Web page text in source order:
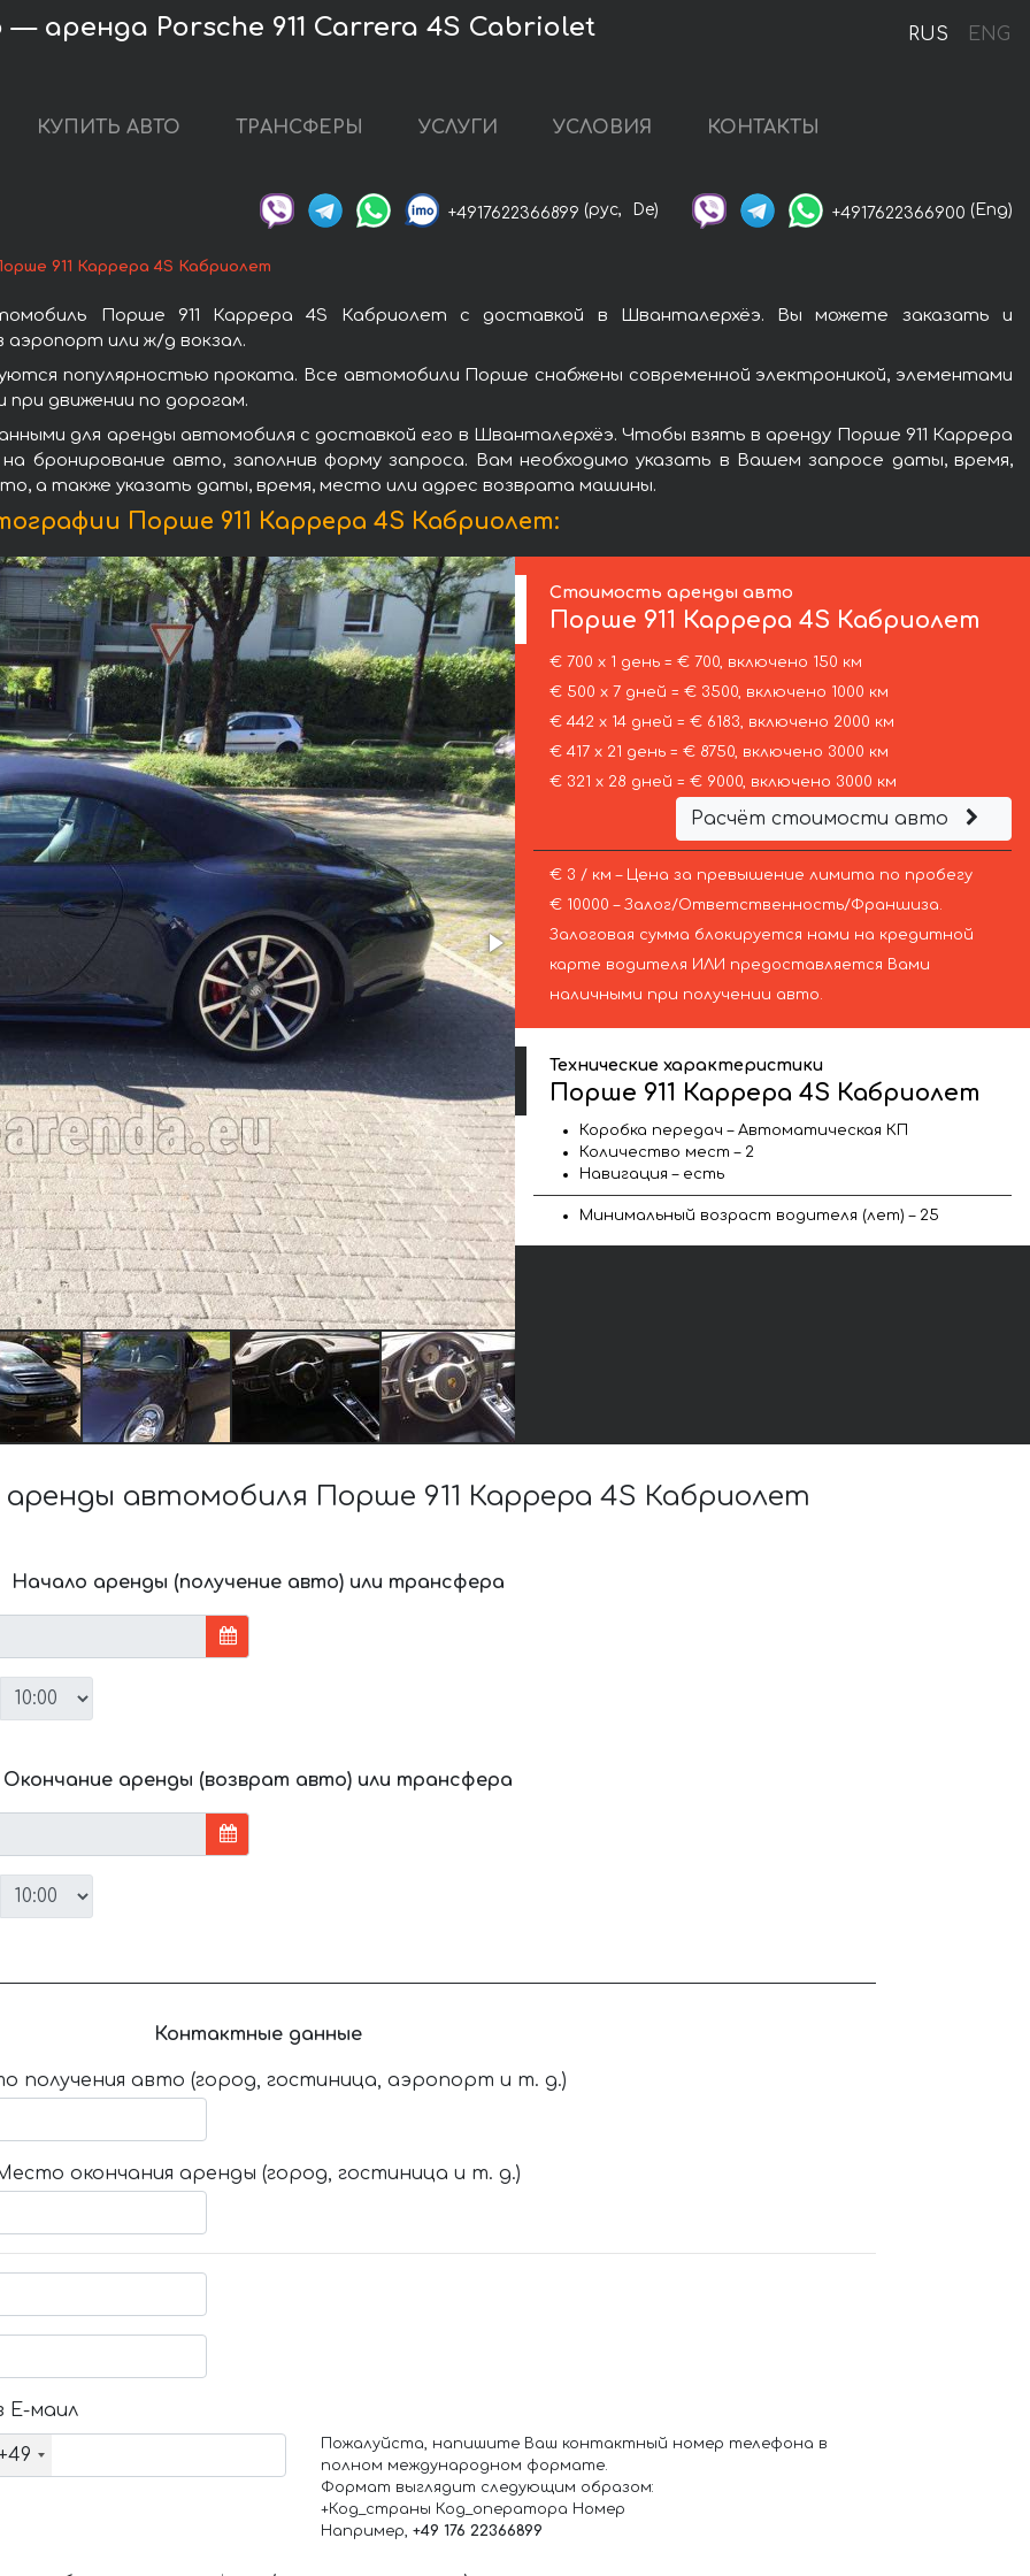
RUS ENG
аренда Porsche 911 Carrera 4S Cabriolet
КУПИТЬ АВТО ТРАНСФЕРЫ УСЛУГИ УСЛОВИЯ КОНТАКТЫ
+4917622366899 (рус, De) +4917622366900 (Eng)
911 Каррера 4S Кабриолет
Порше 911 Каррера 4S Кабриолет с доставкой в Шванталерхёэ. Вы можете заказать и
или ж/д вокзал.
популярностью проката. Все автомобили Порше снабжены современной электроникой, элементами
движении по дорогам.
для аренды автомобиля с доставкой его в Шванталерхёэ. Чтобы взять в аренду Порше 911 Каррера
бронирование авто, заполнив форму запроса. Вам необходимо указать в Вашем запросе даты, время,
а также указать даты, время, место или адрес возврата машины.
Порше 911 Каррера 4S Кабриолет:
Стоимость аренды авто
Порше 911 Каррера 4S Кабриолет
€ 700 х 1 день = € 700, включено 150 км
€ 500 х 7 дней = € 3500, включено 1000 км
€ 442 х 14 дней = € 6183, включено 2000 км
€ 417 х 21 день = € 8750, включено 3000 км
€ 321 х 28 дней = € 9000, включено 3000 км
Расчёт стоимости авто
€ 3 / км – Цена за превышение лимита по пробегу
€ 10000 – Залог/Ответственность/Франшиза.
Залоговая сумма блокируется нами на кредитной
карте водителя ИЛИ предоставляется Вами
наличными при получении авто.
Технические характеристики
Порше 911 Каррера 4S Кабриолет
Коробка передач – Автоматическая КП
Количество мест – 2
Навигация – есть
Минимальный возраст водителя (лет) – 25
автомобиля Порше 911 Каррера 4S Кабриолет
Начало аренды (получение авто) или трансфера
Окончание аренды (возврат авто) или трансфера
Контактные данные
получения авто (город, гостиница, аэропорт и т. д.)
окончания аренды (город, гостиница и т. д.)
Е-маил
Пожалуйста, напишите Ваш контактный номер телефона в
полном международном формате.
Формат выглядит следующим образом:
+Код_страны Код_оператора Номер
Например, +49 176 22366899